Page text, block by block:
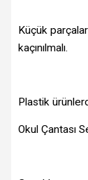
Küçük
kaçınılmalı.
Plastik
Okul Çantası